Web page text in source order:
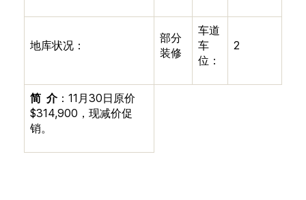
地库状况：
部分
装修
车道
车
位：
2
简 介： 11 月30日原价
$314,900 ，现减价促
销。